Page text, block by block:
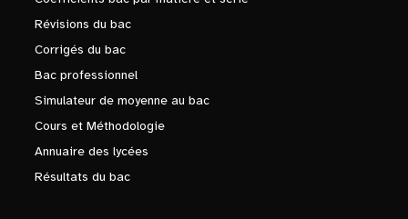
Révisions du bac
Corrigés du bac
Bac professionnel
Simulateur de moyenne au bac
Cours et Méthodologie
Annuaire des lycées
Résultats du bac